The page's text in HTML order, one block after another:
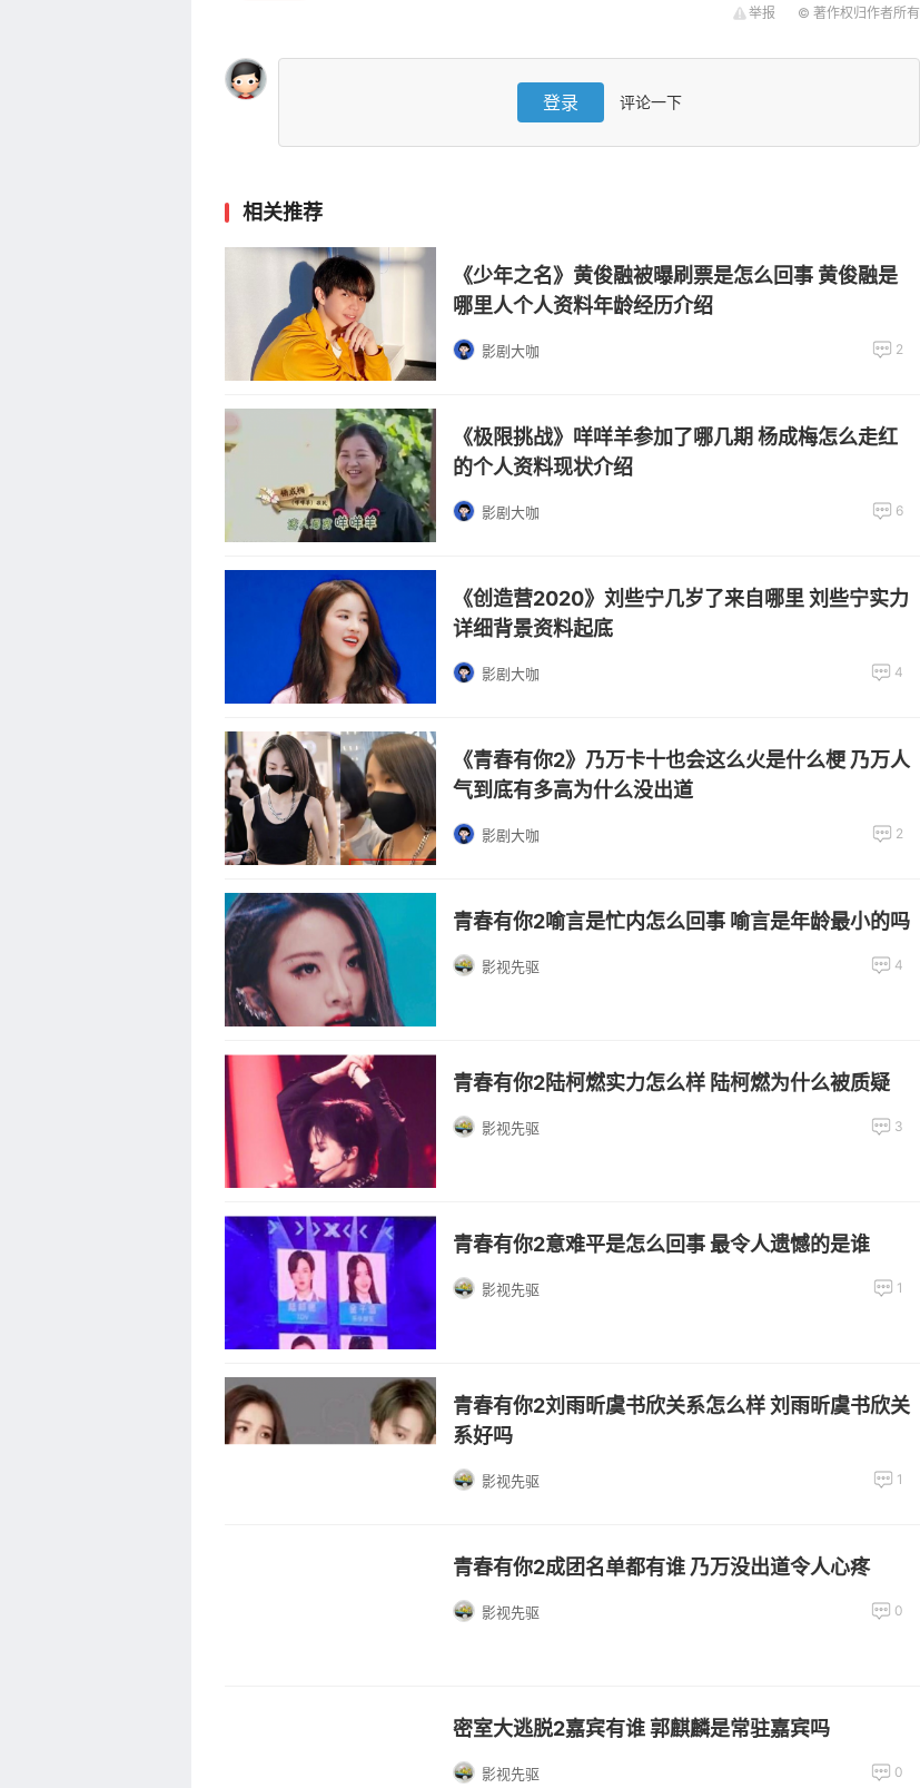
© 著作权归作者所有
举报
登录 评论一下
相关推荐
《少年之名》黄俊融被曝刷票是怎么回事 黄俊融是
哪里人个人资料年龄经历介绍
影剧大咖 2
《极限挑战》咩咩羊参加了哪几期 杨成梅怎么走红
的个人资料现状介绍
影剧大咖 6
《创造营2020》刘些宁几岁了来自哪里 刘些宁实力
详细背景资料起底
影剧大咖 4
《青春有你2》乃万卡十也会这么火是什么梗 乃万人
气到底有多高为什么没出道
影剧大咖 2
青春有你2喻言是忙内怎么回事 喻言是年龄最小的吗
影视先驱 4
青春有你2陆柯燃实力怎么样 陆柯燃为什么被质疑
影视先驱 3
青春有你2意难平是怎么回事 最令人遗憾的是谁
影视先驱 1
青春有你2刘雨昕虞书欣关系怎么样 刘雨昕虞书欣关
系好吗
影视先驱 1
青春有你2成团名单都有谁 乃万没出道令人心疼
影视先驱 0
密室大逃脱2嘉宾有谁 郭麒麟是常驻嘉宾吗
影视先驱 0